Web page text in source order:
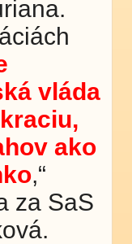
vláda
ako
,“
za SaS